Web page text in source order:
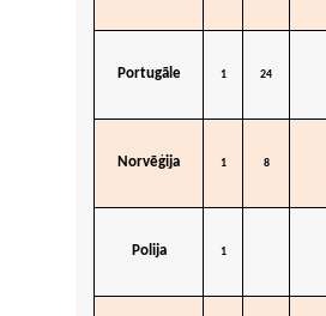
Portugāle 1 24
Norvēģija 1 8
Polija 1